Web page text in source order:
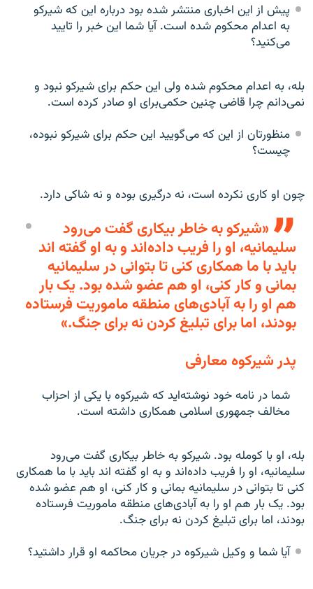
پيش از اين اخباری منتشر شده بود درباره اين که شيرکو
به اعدام محکوم شده است. آيا شما اين خبر را تاييد
می‌کنيد؟
بله، به اعدام محکوم شده ولی اين حکم برای شيرکو نبود و
نمی‌دانم چرا قاضی چنين حکمی‌برای او صادر کرده است.
منظورتان از اين که می‌گوييد اين حکم برای شيرکو نبوده،
چيست؟
چون او کاری نکرده است، نه درگيری بوده و نه شاکی دارد.
«شيرکو به خاطر بيکاری گفت می‌رود
سليمانيه، او را فريب داده‌اند و به او گفته اند
بايد با ما همکاری کنی تا بتوانی در سليمانيه
بمانی و کار کنی، او هم عضو شده بود. يک بار
هم او را به آبادی‌های منطقه ماموريت فرستاده
بودند، اما برای تبليغ کردن نه برای جنگ.»
پدر شیرکوه معارفی
شما در نامه خود نوشته‌ايد که شيرکوه با يکی از احزاب
مخالف جمهوری اسلامی‌ همکاری داشته است.
بله، او با کومله بود. شيرکو به خاطر بيکاری گفت می‌رود
سليمانيه، او را فريب داده‌اند و به او گفته اند بايد با ما همکاری
کنی تا بتوانی در سليمانيه بمانی و کار کنی، او هم عضو شده
بود. يک بار هم او را به آبادی‌های منطقه ماموريت فرستاده
بودند، اما برای تبليغ کردن نه برای جنگ.
آيا شما و وکيل شيرکوه در جريان محاکمه او قرار داشتيد؟